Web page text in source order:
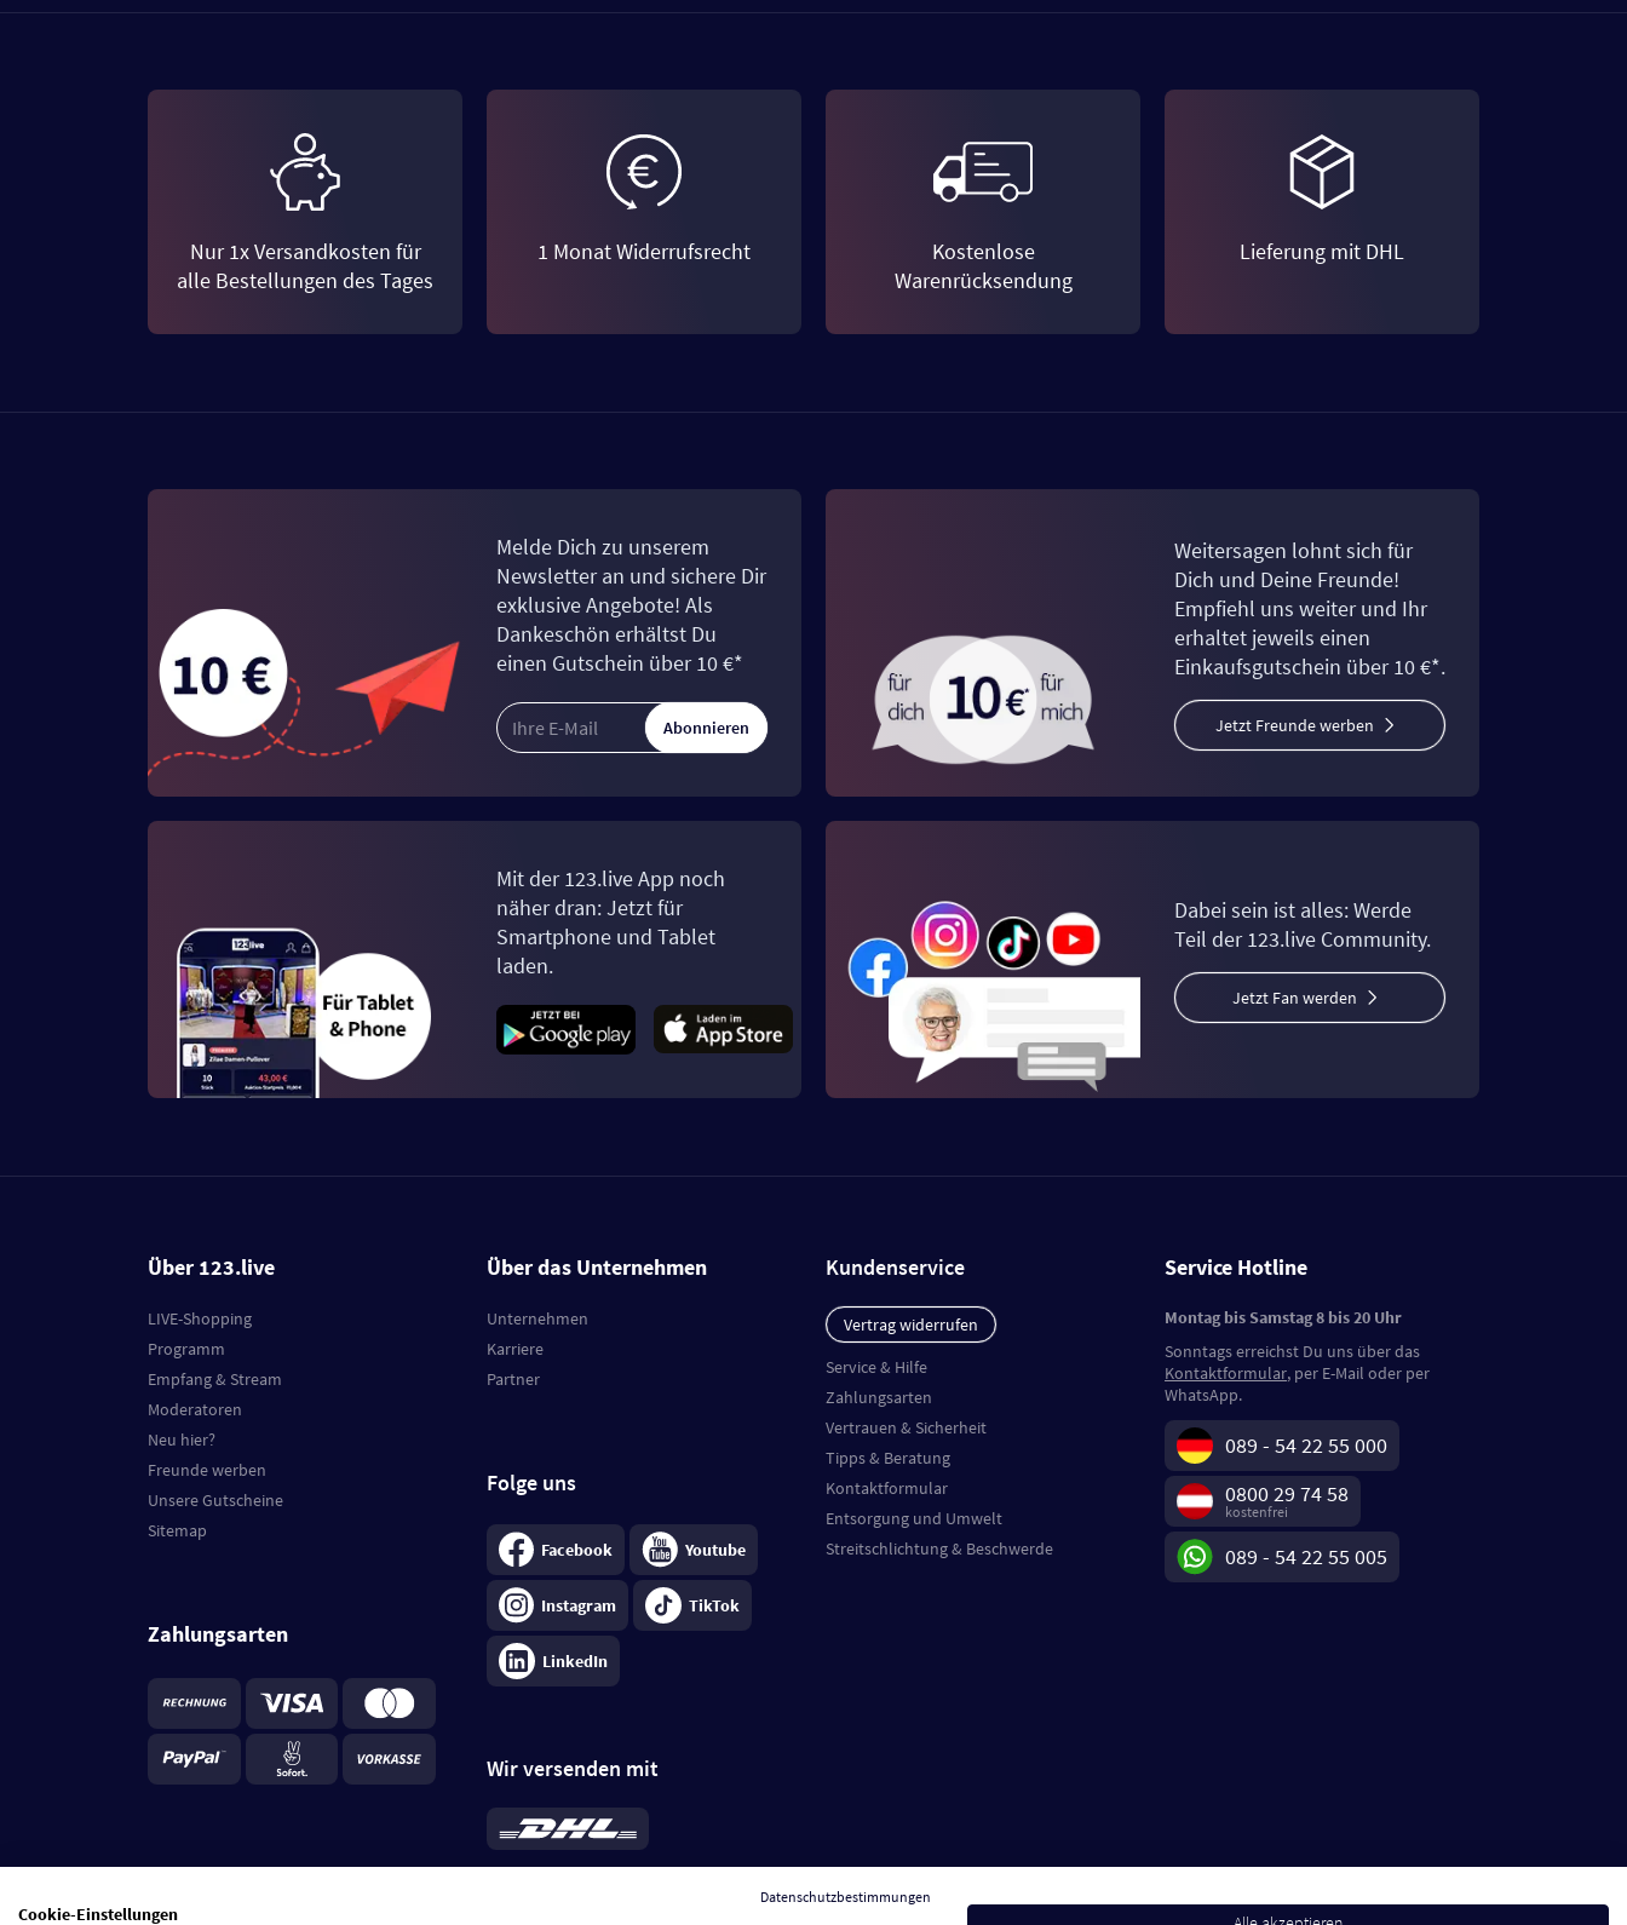
Nur 1x Versandkosten für
alle Bestellungen des Tages
1 Monat Widerrufsrecht
Kostenlose
Warenrücksendung
Lieferung mit DHL
Melde Dich zu unserem
Newsletter an und sichere Dir
exklusive Angebote! Als
Dankeschön erhältst Du
einen Gutschein über 10 €*
Abonnieren
Weitersagen lohnt sich für
Dich und Deine Freunde!
Empfiehl uns weiter und Ihr
erhaltet jeweils einen
Einkaufsgutschein über 10 €*.
Jetzt Freunde werben
Mit der 123.live App noch
näher dran: Jetzt für
Smartphone und Tablet
laden.
Dabei sein ist alles: Werde
Teil der 123.live Community.
Jetzt Fan werden
Über 123.live
LIVE-Shopping
Programm
Empfang & Stream
Moderatoren
Neu hier?
Freunde werben
Unsere Gutscheine
Sitemap
Zahlungsarten
Über das Unternehmen
Unternehmen
Karriere
Partner
Folge uns
Facebook Youtube
Instagram TikTok
LinkedIn
Wir versenden mit
*Standard 6,95 €; bei Kühlware zzgl. 0,99 €
je Bestellung, insgesamt 7,94 €. Lieferzeit3-
Kundenservice
Vertrag widerrufen
Service & Hilfe
Zahlungsarten
Vertrauen & Sicherheit
Tipps & Beratung
Kontaktformular
Entsorgung und Umwelt
Streitschlichtung & Beschwerde
Service Hotline
Montag bis Samstag 8 bis 20 Uhr
Sonntags erreichst Du uns über das
Kontaktformular, per E-Mail oder per
WhatsApp.
089 - 54 22 55 000
0800 29 74 58
kostenfrei
089 - 54 22 55 005
Datenschutzbestimmungen
Cookie-Einstellungen